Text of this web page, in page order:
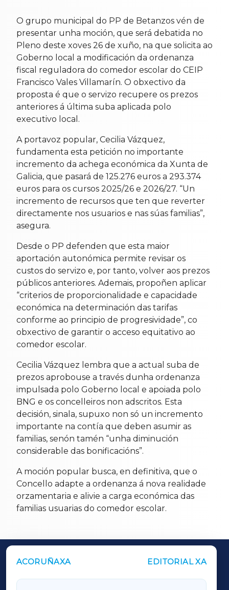
O grupo municipal do PP de Betanzos vén de
presentar unha moción, que será debatida no
Pleno deste xoves 26 de xuño, na que solicita ao
Goberno local a modificación da ordenanza
fiscal reguladora do comedor escolar do CEIP
Francisco Vales Villamarín. O obxectivo da
proposta é que o servizo recupere os prezos
anteriores á última suba aplicada polo
executivo local.
A portavoz popular, Cecilia Vázquez,
fundamenta esta petición no importante
incremento da achega económica da Xunta de
Galicia, que pasará de 125.276 euros a 293.374
euros para os cursos 2025/26 e 2026/27. “Un
incremento de recursos que ten que reverter
directamente nos usuarios e nas súas familias”,
asegura.
Desde o PP defenden que esta maior
aportación autonómica permite revisar os
custos do servizo e, por tanto, volver aos prezos
públicos anteriores. Ademais, propoñen aplicar
“criterios de proporcionalidade e capacidade
económica na determinación das tarifas
conforme ao principio de progresividade”, co
obxectivo de garantir o acceso equitativo ao
comedor escolar.
Cecilia Vázquez lembra que a actual suba de
prezos aprobouse a través dunha ordenanza
impulsada polo Goberno local e apoiada polo
BNG e os concelleiros non adscritos. Esta
decisión, sinala, supuxo non só un incremento
importante na contía que deben asumir as
familias, senón tamén “unha diminución
considerable das bonificacións”.
A moción popular busca, en definitiva, que o
Concello adapte a ordenanza á nova realidade
orzamentaria e alivie a carga económica das
familias usuarias do comedor escolar.
ACORUÑAXA EDITORIAL XA
OUTROS PERIÓDICOS